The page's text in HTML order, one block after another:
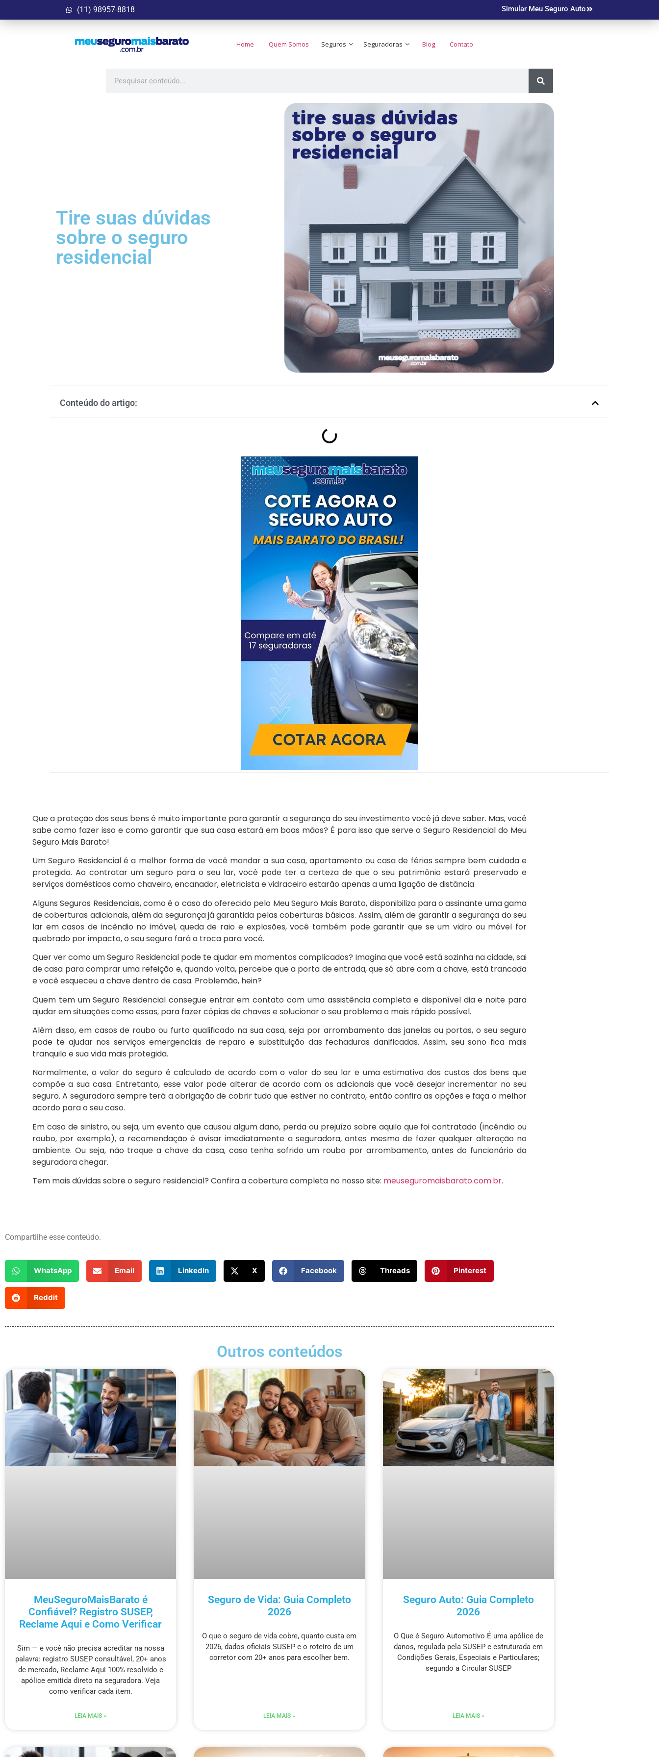
(11) 98957-8818 Simular Meu Seguro Auto
Home Quem Somos Seguros Seguradoras Blog Contato
Tire suas dúvidas
sobre o seguro
residencial
Conteúdo do artigo:
Que a proteção dos seus bens é muito importante para garantir a segurança do seu investimento você já deve saber. Mas, você
sabe como fazer isso e como garantir que sua casa estará em boas mãos? É para isso que serve o Seguro Residencial do Meu
Seguro Mais Barato!
Um Seguro Residencial é a melhor forma de você mandar a sua casa, apartamento ou casa de férias sempre bem cuidada e
protegida. Ao contratar um seguro para o seu lar, você pode ter a certeza de que o seu patrimônio estará preservado e
serviços domésticos como chaveiro, encanador, eletricista e vidraceiro estarão apenas a uma ligação de distância
Alguns Seguros Residenciais, como é o caso do oferecido pelo Meu Seguro Mais Barato, disponibiliza para o assinante uma gama
de coberturas adicionais, além da segurança já garantida pelas coberturas básicas. Assim, além de garantir a segurança do seu
lar em casos de incêndio no imóvel, queda de raio e explosões, você também pode garantir que se um vidro ou móvel for
quebrado por impacto, o seu seguro fará a troca para você.
Quer ver como um Seguro Residencial pode te ajudar em momentos complicados? Imagina que você está sozinha na cidade, sai
de casa para comprar uma refeição e, quando volta, percebe que a porta de entrada, que só abre com a chave, está trancada
e você esqueceu a chave dentro de casa. Problemão, hein?
Quem tem um Seguro Residencial consegue entrar em contato com uma assistência completa e disponível dia e noite para
ajudar em situações como essas, para fazer cópias de chaves e solucionar o seu problema o mais rápido possível.
Além disso, em casos de roubo ou furto qualificado na sua casa, seja por arrombamento das janelas ou portas, o seu seguro
pode te ajudar nos serviços emergenciais de reparo e substituição das fechaduras danificadas. Assim, seu sono fica mais
tranquilo e sua vida mais protegida.
Normalmente, o valor do seguro é calculado de acordo com o valor do seu lar e uma estimativa dos custos dos bens que
compõe a sua casa. Entretanto, esse valor pode alterar de acordo com os adicionais que você desejar incrementar no seu
seguro. A seguradora sempre terá a obrigação de cobrir tudo que estiver no contrato, então confira as opções e faça o melhor
acordo para o seu caso.
Em caso de sinistro, ou seja, um evento que causou algum dano, perda ou prejuízo sobre aquilo que foi contratado (incêndio ou
roubo, por exemplo), a recomendação é avisar imediatamente a seguradora, antes mesmo de fazer qualquer alteração no
ambiente. Ou seja, não troque a chave da casa, caso tenha sofrido um roubo por arrombamento, antes do funcionário da
seguradora chegar.
Tem mais dúvidas sobre o seguro residencial? Confira a cobertura completa no nosso site: meuseguromaisbarato.com.br.
Compartilhe esse conteúdo.
WhatsApp Email LinkedIn X Facebook Threads Pinterest
Reddit
Outros conteúdos
MeuSeguroMaisBarato é
Confiável? Registro SUSEP,
Reclame Aqui e Como Verificar
Sim — e você não precisa acreditar na nossa
palavra: registro SUSEP consultável, 20+ anos
de mercado, Reclame Aqui 100% resolvido e
apólice emitida direto na seguradora. Veja
como verificar cada item.
LEIA MAIS »
Seguro de Vida: Guia Completo
2026
O que o seguro de vida cobre, quanto custa em
2026, dados oficiais SUSEP e o roteiro de um
corretor com 20+ anos para escolher bem.
LEIA MAIS »
Seguro Auto: Guia Completo
2026
O Que é Seguro Automotivo É uma apólice de
danos, regulada pela SUSEP e estruturada em
Condições Gerais, Especiais e Particulares;
segundo a Circular SUSEP
LEIA MAIS »